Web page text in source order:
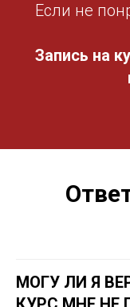
Если не
Запись на
МОГУ ЛИ Я